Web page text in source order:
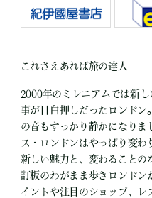
これさえあれば旅の達人
2000年のミレニアムでは新
事が目白押しだったロンドン
の音もすっかり静かになりま
ス・ロンドンはやっぱり変
新しい魅力と、変わることの
訂板のわがまま歩きロンドン
イントや注目のショップ、レ